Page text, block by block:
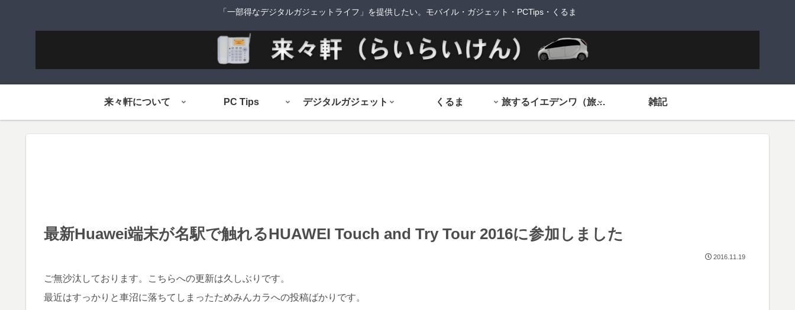
「一部得なデジタルガジェットライフ」を提供したい。モバイル・ガジェット・PCTips・くるま
来々軒について PC Tips デジタルガジェット くるま 旅するイエデンワ（旅ネタ） 雑記
最新Huawei端末が名駅で触れるHUAWEI Touch and Try Tour 2016に参加しました
2016.11.19
ご無沙汰しております。こちらへの更新は久しぶりです。
最近はすっかりと車沼に落ちてしまったためみんカラへの投稿ばかりです。